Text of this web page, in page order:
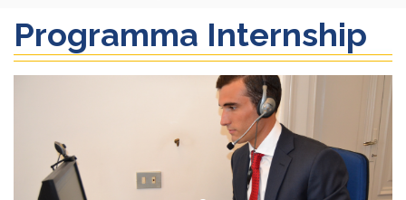
Programma Internship